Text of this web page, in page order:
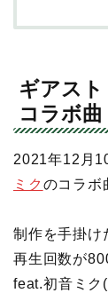
ギアスト
コラボ曲
2021年12月
ミク のコラボ
制作を手掛け
再生回数が
feat.初音ミク